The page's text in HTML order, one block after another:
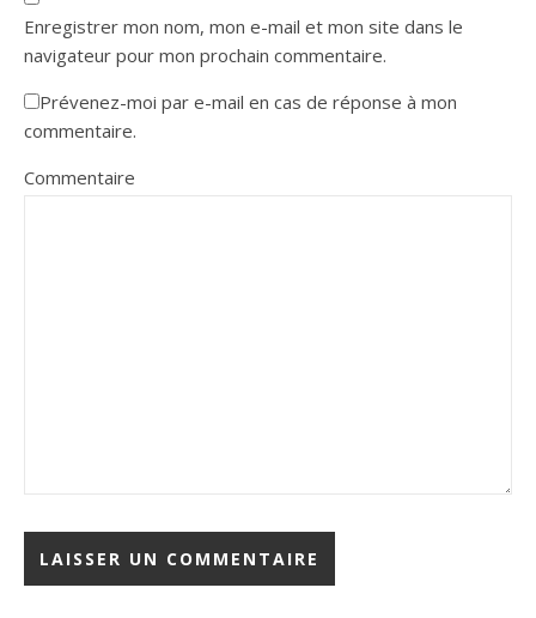
Enregistrer mon nom, mon e-mail et mon site dans le
navigateur pour mon prochain commentaire.
Prévenez-moi par e-mail en cas de réponse à mon
commentaire.
Commentaire